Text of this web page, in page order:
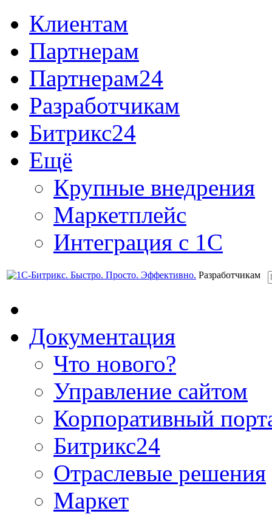
Клиентам
Партнерам
Партнерам24
Разработчикам
Битрикс24
Ещё
Крупные внедрения
Маркетплейс
Интеграция с 1С
Разработчикам
Документация
Что нового?
Управление сайтом
Корпоративный
Битрикс24
Отраслевые решения
Маркет